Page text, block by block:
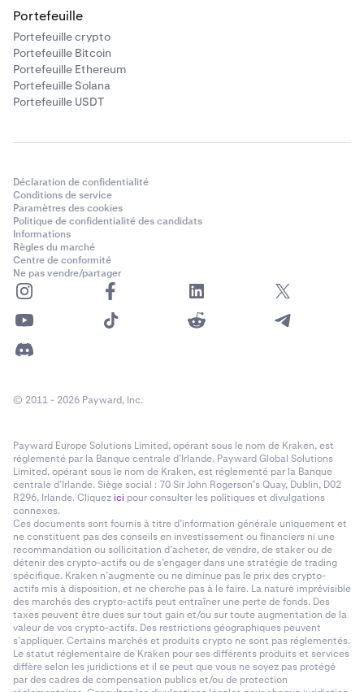
que vous souhaitez envoyer, collez ensuite l'adresse
vous assurer que l'adresse de destination prend en
charge le token et la chaîne vers lesquels vous
envoyez.
6 Enfin, cliquez surEnvoyerpour finaliser le transfert.
Portefeuille
Portefeuille crypto
Portefeuille Bitcoin
Portefeuille Ethereum
Portefeuille Solana
Portefeuille USDT
Déclaration de confidentialité
Conditions de service
Paramètres des cookies
Politique de confidentialité des candidats
Informations
Règles du marché
Centre de conformité
Ne pas vendre/partager
© 2011 - 2026 Payward, Inc.
Payward Europe Solutions Limited, opérant sous le nom de Kraken, est
réglementé par la Banque centrale d’Irlande. Payward Global Solutions
Limited, opérant sous le nom de Kraken, est réglementé par la Banque
centrale d’Irlande. Siège social : 70 Sir John Rogerson’s Quay, Dublin, D02
R296, Irlande. Cliquezici pour consulter les politiques et divulgations
connexes.
Ces documents sont fournis à titre d’information générale uniquement et
ne constituent pas des conseils en investissement ou financiers ni une
recommandation ou sollicitation d’acheter, de vendre, de staker ou de
détenir des crypto-actifs ou de s’engager dans une stratégie de trading
spécifique. Kraken n’augmente ou ne diminue pas le prix des crypto-
actifs mis à disposition, et ne cherche pas à le faire. La nature imprévisible
des marchés des crypto-actifs peut entraîner une perte de fonds. Des
taxes peuvent être dues sur tout gain et/ou sur toute augmentation de la
valeur de vos crypto-actifs. Des restrictions géographiques peuvent
s’appliquer. Certains marchés et produits crypto ne sont pas réglementés.
Le statut réglementaire de Kraken pour ses différents produits et services
diffère selon les juridictions et il se peut que vous ne soyez pas protégé
par des cadres de compensation publics et/ou de protection